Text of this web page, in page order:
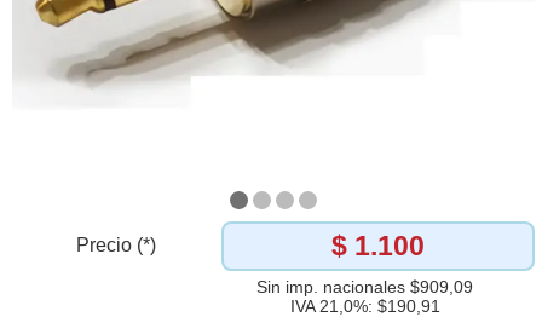
Precio (*) $ 1.100
Sin imp. nacionales $909,09
IVA 21,0%: $190,91